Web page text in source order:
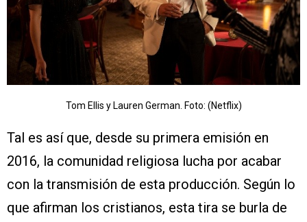
Tom Ellis y Lauren German. Foto: (Netflix)
Tal es así que, desde su primera emisión en
2016, la comunidad religiosa lucha por acabar
con la transmisión de esta producción. Según lo
que afirman los cristianos, esta tira se burla de